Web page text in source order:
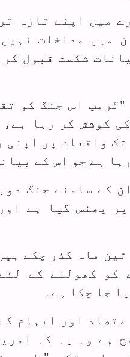
میں اپنے تازہ
میں مداخلت
شکست قبول
اس جنگ کو
کوشش کر رہا
واقعات پر اپنی
ہے جو اس کے
کے سامنے جنگ
پھنس گیا ہے
ماہ گذر چکے
کو کھولنے کے
جا چکا ہے۔
اور ابہام
ہے وہ یہ کہ